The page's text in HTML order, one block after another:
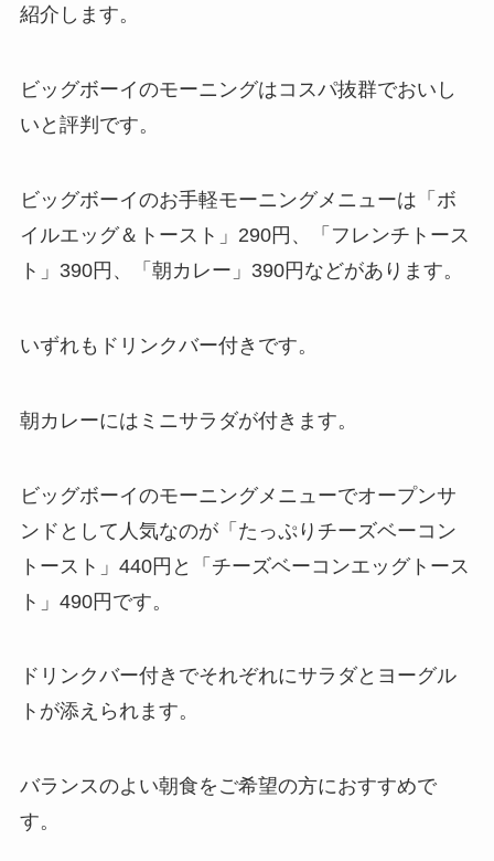
紹介します。
ビッグボーイのモーニングはコスパ抜群でおいし
いと評判です。
ビッグボーイのお手軽モーニングメニューは「ボ
イルエッグ＆トースト」290円、「フレンチトース
ト」390円、「朝カレー」390円などがあります。
いずれもドリンクバー付きです。
朝カレーにはミニサラダが付きます。
ビッグボーイのモーニングメニューでオープンサ
ンドとして人気なのが「たっぷりチーズベーコン
トースト」440円と「チーズベーコンエッグトース
ト」490円です。
ドリンクバー付きでそれぞれにサラダとヨーグル
トが添えられます。
バランスのよい朝食をご希望の方におすすめで
す。